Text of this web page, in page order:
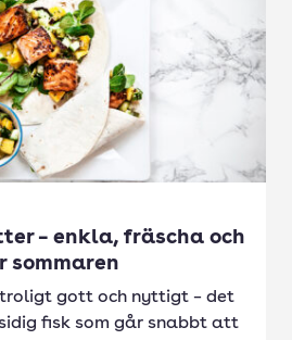
– enkla, fräscha och
sommaren
gott och nyttigt – det
fisk som går snabbt att